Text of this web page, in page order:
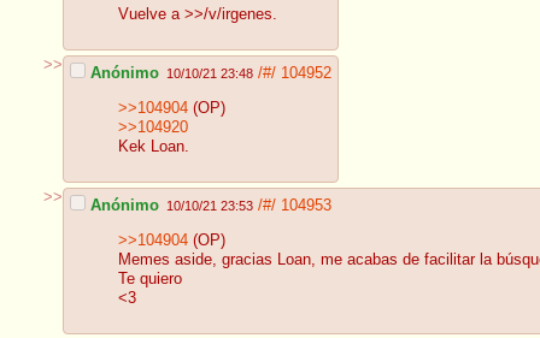
Vuelve a >>/v/irgenes.
>> Anónimo 10/10/21 23:48 /#/ 104952
>>104904 (OP)
>>104920
Kek Loan.
>> Anónimo 10/10/21 23:53 /#/ 104953
>>104904 (OP)
Memes aside, gracias Loan, me acabas de facilitar la
Te quiero
<3